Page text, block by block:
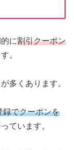
に割引クーポン
。
多くあります。
録でクーポンを
ています。